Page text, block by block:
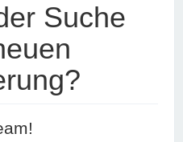
Suche